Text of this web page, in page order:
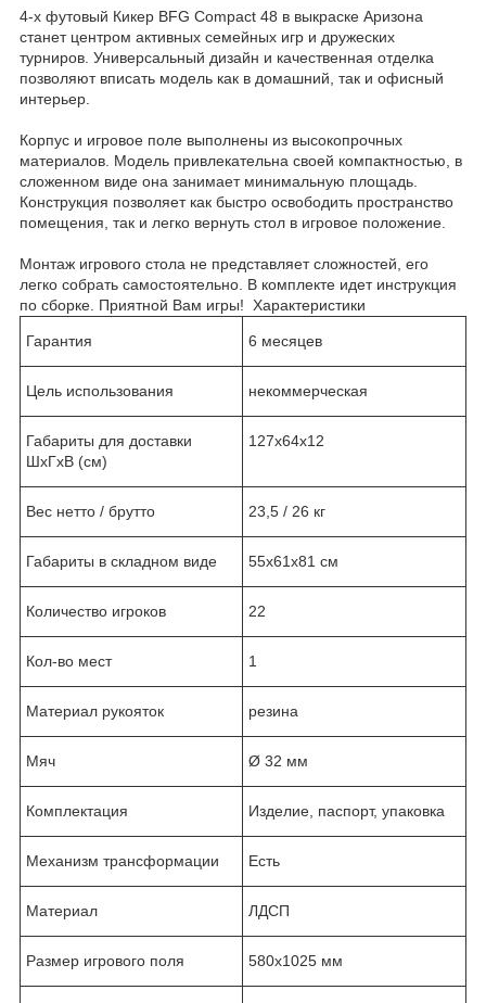
4-х футовый Кикер BFG Compact 48 в выкраске Аризона
станет центром активных семейных игр и дружеских
турниров. Универсальный дизайн и качественная отделка
позволяют вписать модель как в домашний, так и офисный
интерьер.
Корпус и игровое поле выполнены из высокопрочных
материалов. Модель привлекательна своей компактностью, в
сложенном виде она занимает минимальную площадь.
Конструкция позволяет как быстро освободить пространство
помещения, так и легко вернуть стол в игровое положение.
Монтаж игрового стола не представляет сложностей, его
легко собрать самостоятельно. В комплекте идет инструкция
по сборке. Приятной Вам игры! Характеристики
Гарантия 6 месяцев
Цель использования некоммерческая
Габариты для доставки
ШхГхВ (см)
127х64х12
Вес нетто / брутто 23,5 / 26 кг
Габариты в складном виде 55х61х81 см
Количество игроков 22
Кол-во мест 1
Материал рукояток резина
Мяч Ø 32 мм
Комплектация Изделие, паспорт, упаковка
Механизм трансформации Есть
Материал ЛДСП
Размер игрового поля 580х1025 мм